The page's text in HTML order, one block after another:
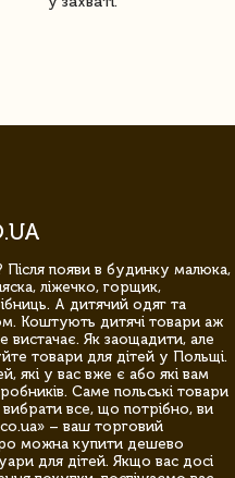
Після появи в будинку малюка,
ліжечко, горщик,
А дитячий одяг та
Коштують дитячі товари аж
вистачає. Як заощадити, але
товари для дітей у Польщі.
які у вас вже є або які вам
Саме польські товари
вибрати все, що потрібно, ви
– ваш торговий
можна купити дешево
для дітей. Якщо вас досі